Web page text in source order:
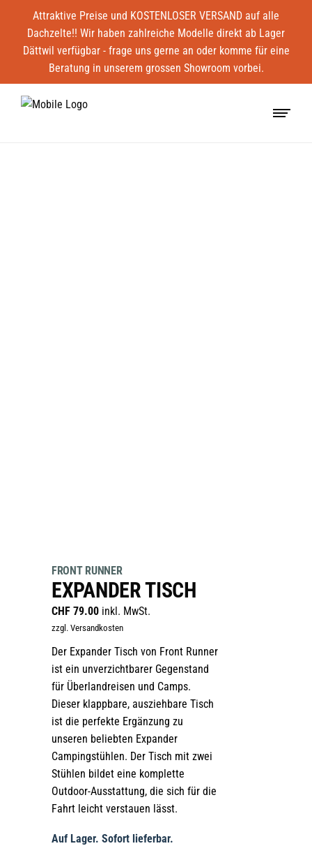
Attraktive Preise und KOSTENLOSER VERSAND auf alle
Dachzelte!! Wir haben zahlreiche Modelle direkt ab Lager
Dättwil verfügbar - frage uns gerne an oder komme für eine
Beratung in unserem grossen Showroom vorbei.
FRONT RUNNER
EXPANDER TISCH
CHF 79.00 inkl. MwSt.
zzgl. Versandkosten
Der Expander Tisch von Front Runner
ist ein unverzichtbarer Gegenstand
für Überlandreisen und Camps.
Dieser klappbare, ausziehbare Tisch
ist die perfekte Ergänzung zu
unseren beliebten Expander
Campingstühlen. Der Tisch mit zwei
Stühlen bildet eine komplette
Outdoor-Ausstattung, die sich für die
Fahrt leicht verstauen lässt.
Auf Lager. Sofort lieferbar.